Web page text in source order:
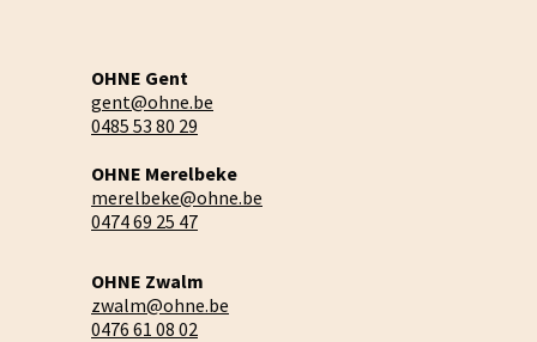
OHNE Gent
gent@ohne.be
0485 53 80 29
OHNE Merelbeke
merelbeke@ohne.be
0474 69 25 47
OHNE Zwalm
zwalm@ohne.be
0476 61 08 02